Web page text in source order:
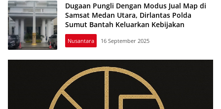
Dugaan Pungli Dengan Modus Jual Map di
Samsat Medan Utara, Dirlantas Polda
Sumut Bantah Keluarkan Kebijakan
Nusantara 16 September 2025